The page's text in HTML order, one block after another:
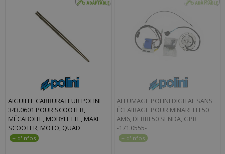
AIGUILLE CARBURATEUR POLINI
343.0601 POUR SCOOTER,
MÉCABOITE, MOBYLETTE, MAXI
SCOOTER, MOTO, QUAD
ALLUMAGE POLINI DIGITAL SANS
ÉCLAIRAGE POUR MINARELLI 50
AM6, DERBI 50 SENDA, GPR
-171.0555-